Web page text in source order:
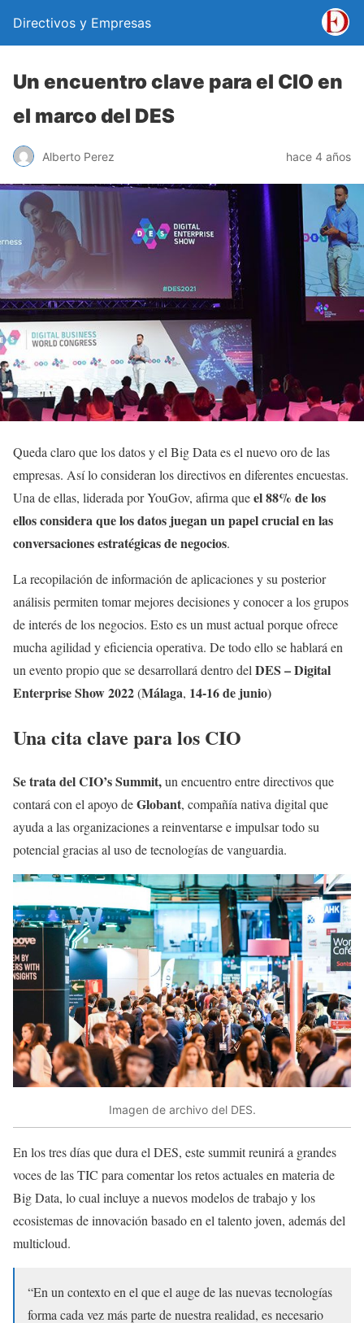
Directivos y Empresas
Un encuentro clave para el CIO en
el marco del DES
Alberto Perez hace 4 años
Queda claro que los datos y el Big Data es el nuevo oro de las
empresas. Así lo consideran los directivos en diferentes encuestas.
Una de ellas, liderada por YouGov, afirma queel 88% de los
ellos considera que los datos juegan un papel crucial en las
conversaciones estratégicas de negocios.
La recopilación de información de aplicaciones y su posterior
análisis permiten tomar mejores decisiones y conocer a los grupos
de interés de los negocios. Esto es un must actual porque ofrece
mucha agilidad y eficiencia operativa. De todo ello se hablará en
un evento propio que se desarrollará dentro del DES – Digital
Enterprise Show 2022(Málaga, 14-16 de junio)
Una cita clave para los CIO
Se trata del CIO’s Summit,un encuentro entre directivos que
contará con el apoyo deGlobant, compañía nativa digital que
ayuda a las organizaciones a reinventarse e impulsar todo su
potencial gracias al uso de tecnologías de vanguardia.
Imagen de archivo del DES.
En los tres días que dura el DES, este summit reunirá a grandes
voces de las TIC para comentar los retos actuales en materia de
Big Data, lo cual incluye a nuevos modelos de trabajo y los
ecosistemas de innovación basado en el talento joven, además del
multicloud.
“En un contexto en el que el auge de las nuevas tecnologías
forma cada vez más parte de nuestra realidad, es necesario